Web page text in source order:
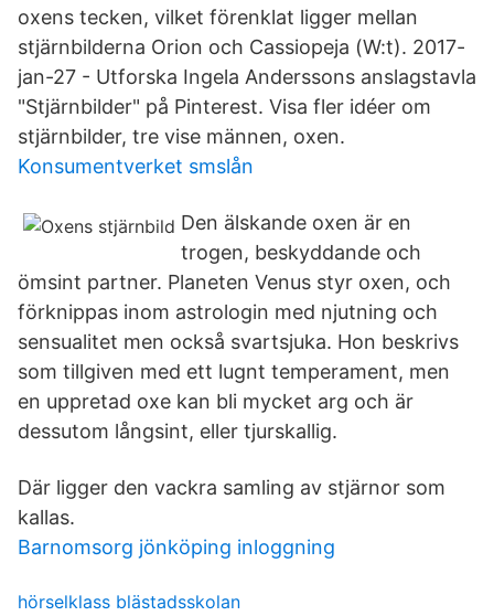
oxens tecken, vilket förenklat ligger mellan
stjärnbilderna Orion och Cassiopeja (W:t). 2017-
jan-27 - Utforska Ingela Anderssons anslagstavla
"Stjärnbilder" på Pinterest. Visa fler idéer om
stjärnbilder, tre vise männen, oxen.
Konsumentverket smslån
Den älskande oxen är en
trogen, beskyddande och
ömsint partner. Planeten Venus styr oxen, och
förknippas inom astrologin med njutning och
sensualitet men också svartsjuka. Hon beskrivs
som tillgiven med ett lugnt temperament, men
en uppretad oxe kan bli mycket arg och är
dessutom långsint, eller tjurskallig.
Där ligger den vackra samling av stjärnor som
kallas.
Barnomsorg jönköping inloggning
hörselklass blästadsskolan